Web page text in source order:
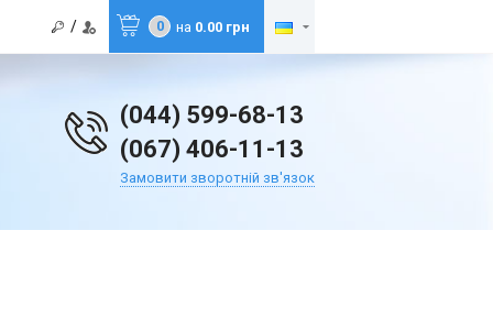
0 на 0.00 грн
/
(044) 599-68-13
(067) 406-11-13
Замовити зворотній зв'язок